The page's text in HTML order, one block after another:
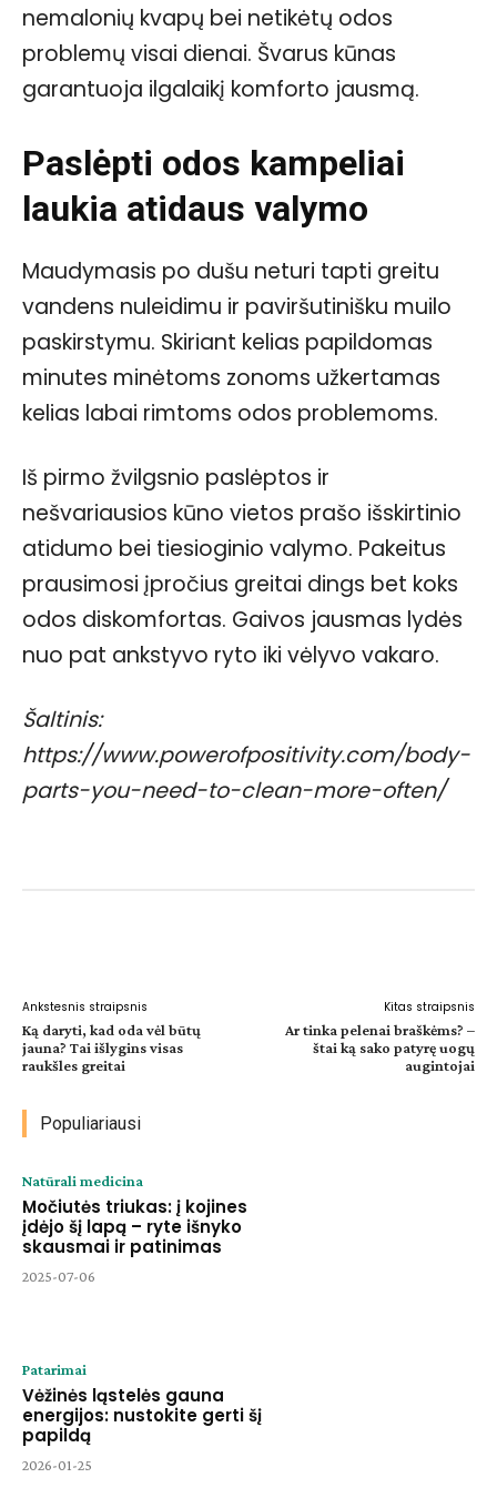
nemalonių kvapų bei netikėtų odos
problemų visai dienai. Švarus kūnas
garantuoja ilgalaikį komforto jausmą.
Paslėpti odos kampeliai
laukia atidaus valymo
Maudymasis po dušu neturi tapti greitu
vandens nuleidimu ir paviršutinišku muilo
paskirstymu. Skiriant kelias papildomas
minutes minėtoms zonoms užkertamas
kelias labai rimtoms odos problemoms.
Iš pirmo žvilgsnio paslėptos ir
nešvariausios kūno vietos prašo išskirtinio
atidumo bei tiesioginio valymo. Pakeitus
prausimosi įpročius greitai dings bet koks
odos diskomfortas. Gaivos jausmas lydės
nuo pat ankstyvo ryto iki vėlyvo vakaro.
Šaltinis:
https://www.powerofpositivity.com/body-
parts-you-need-to-clean-more-often/
Ankstesnis straipsnis
Ką daryti, kad oda vėl būtų
jauna? Tai išlygins visas
raukšles greitai
Kitas straipsnis
Ar tinka pelenai braškėms? –
štai ką sako patyrę uogų
augintojai
Populiariausi
Natūrali medicina
Močiutės triukas: į kojines
įdėjo šį lapą – ryte išnyko
skausmai ir patinimas
2025-07-06
Patarimai
Vėžinės ląstelės gauna
energijos: nustokite gerti šį
papildą
2026-01-25